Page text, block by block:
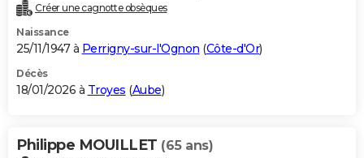
Créer une cagnotte obsèques
Naissance
25/11/1947 à Perrigny-sur-l'Ognon (Côte-d'Or)
Décès
18/01/2026 à Troyes (Aube)
Philippe MOUILLET (65 ans)